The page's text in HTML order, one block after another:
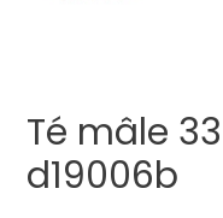
Té mâle
d19006b